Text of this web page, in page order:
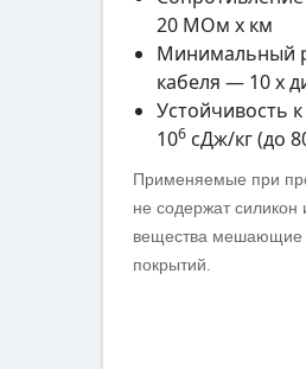
20 МОм x км
Минимальный
кабеля — 10 x
Устойчивость
106 сДж/кг (до
Применяемые при
не содержат силикон
вещества мешающие
покрытий.